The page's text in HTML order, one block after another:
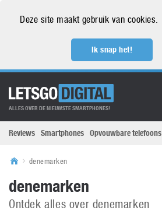
Deze site maakt gebruik van cookies.
Ik snap het!
ALLES OVER DE NIEUWSTE SMARTPHONES!
Reviews Smartphones Opvouwbare telefoons
denemarken
denemarken
Ontdek alles over denemarken